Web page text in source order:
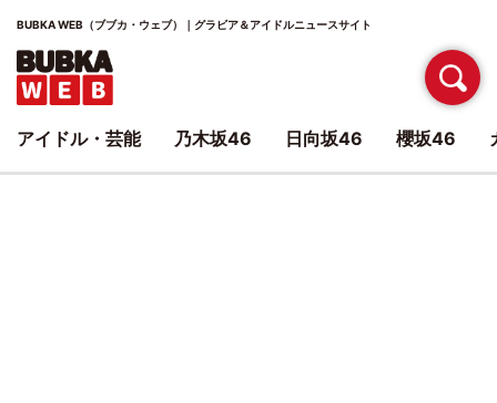
BUBKA WEB（ブブカ・ウェブ）｜グラビア＆アイドルニュースサイト
アイドル・芸能 乃木坂46 日向坂46 櫻坂46